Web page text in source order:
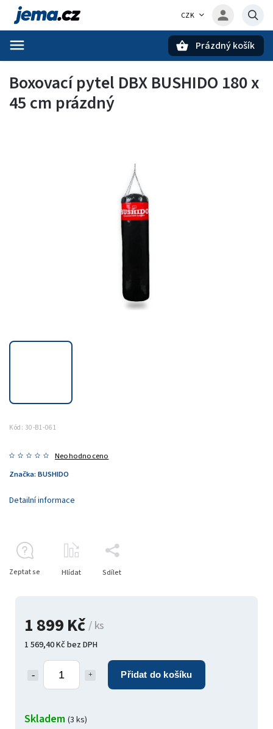
CZK
Prázdný košík
Boxovací pytel DBX BUSHIDO 180 x
45 cm prázdný
Kód: 30-B1-061
Neohodnoceno
Značka: BUSHIDO
1 899 Kč/ ks
1 569,40 Kč bez DPH
Přidat do košíku
Skladem (3 ks)
Detailní informace
Zeptat se Hlídat Sdílet